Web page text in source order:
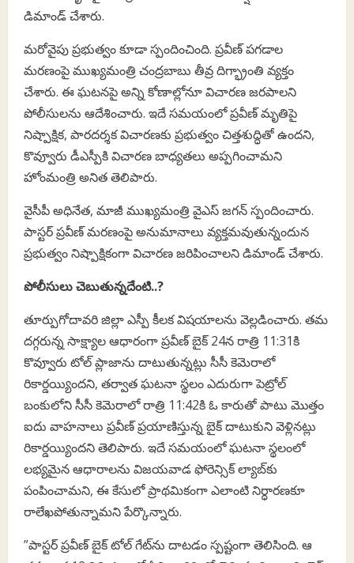
డిమాండ్ చేశారు.
మరోవైపు ప్రభుత్వం కూడా స్పందించింది. ప్రవీణ్ పగడాల
మరణంపై ముఖ్యమంత్రి చంద్రబాబు తీవ్ర దిగ్భ్రాంతి వ్యక్తం
చేశారు. ఈ ఘటనపై అన్ని కోణాల్లోనూ విచారణ జరపాలని
పోలీసులను ఆదేశించారు. ఇదే సమయంలో ప్రవీణ్ మృతిపై
నిష్పాక్షిక, పారదర్శక విచారణకు ప్రభుత్వం చిత్తశుద్ధితో ఉందని,
కొవ్వూరు డీఎస్పీకి విచారణ బాధ్యతలు అప్పగించామని
హోంమంత్రి అనిత తెలిపారు.
వైసీపీ అధినేత, మాజీ ముఖ్యమంత్రి వైఎస్ జగన్ స్పందించారు.
పాస్టర్ ప్రవీణ్ మరణంపై అనుమానాలు వ్యక్తమవుతున్నందున
ప్రభుత్వం నిష్పాక్షికంగా విచారణ జరిపించాలని డిమాండ్ చేశారు.
పోలీసులు చెబుతున్నదేంటి..?
తూర్పుగోదావరి జిల్లా ఎస్పీ కీలక విషయాలను వెల్లడించారు. తమ
దగ్గరున్న సాక్ష్యాల ఆధారంగా ప్రవీణ్ బైక్ 24న రాత్రి 11:31కి
కొవ్వూరు టోల్ ప్లాజాను దాటుతున్నట్లు సీసీ కెమెరాలో
రికార్డయ్యిందని, తర్వాత ఘటనా స్థలం ఎదురుగా పెట్రోల్
బంకులోని సీసీ కెమెరాలో రాత్రి 11:42కి ఓ కారుతో పాటు మొత్తం
ఐదు వాహనాలు ప్రవీణ్ ప్రయాణిస్తున్న బైక్ దాటుకుని వెళ్లినట్లు
రికార్డయ్యిందని తెలిపారు. ఇదే సమయంలో ఘటనా స్థలంలో
లభ్యమైన ఆధారాలను విజయవాడ ఫోరెన్సిక్ ల్యాబ్‌కు
పంపించామని, ఈ కేసులో ప్రాథమికంగా ఎలాంటి నిర్ధారణకూ
రాలేఖపోతున్నామని పేర్కొన్నారు.
”పాస్టర్ ప్రవీణ్ బైక్ టోల్ గేట్‌ను దాటడం స్పష్టంగా తెలిసింది. ఆ